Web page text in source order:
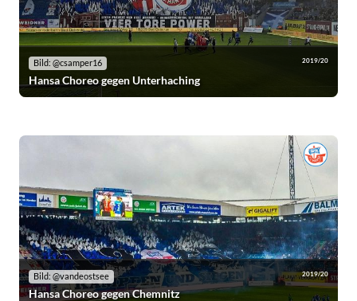
Bild: @csamper16 2019/20
Hansa Choreo gegen Unterhaching
Bild: @vandeostsee 2019/20
Hansa Choreo gegen Chemnitz